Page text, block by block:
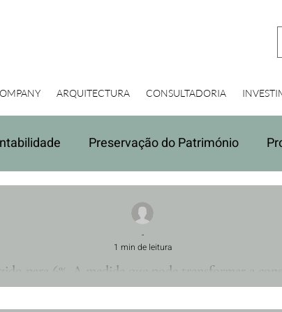
ARQUITECTURA CONSULTADORIA
Preservação do Património
Investimentos Imobiliários
para 6%. A medida que pode transformar a
reabilitação em Portugal
-
1 min de leitura